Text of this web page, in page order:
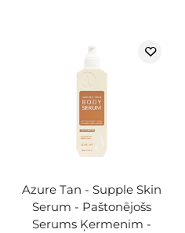
Azure Tan - Supple Skin
Serum - Paštonējošs
Serums Ķermenim -